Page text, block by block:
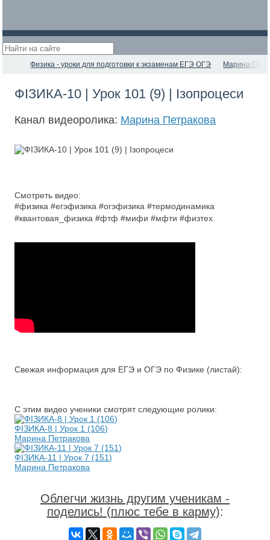
Физика - уроки для подготовки к экзаменам ЕГЭ ОГЭ Марина
ФІЗИКА-10 | Урок 101 (9) | Ізопроцеси
Канал видеоролика: Марина Петракова
Смотреть видео:
#физика #егэфизика #огэфизика #термодинамика
#квантовая_физика #фтф #мифи #мфти #физтех
Свежая информация для ЕГЭ и ОГЭ по Физике (листай):
С этим видео ученики смотрят следующие ролики:
ФІЗИКА-8 | Урок 1 (106)
Марина Петракова
ФІЗИКА-11 | Урок 7 (151)
Марина Петракова
Облегчи жизнь другим ученикам -
поделись! (плюс тебе в карму):